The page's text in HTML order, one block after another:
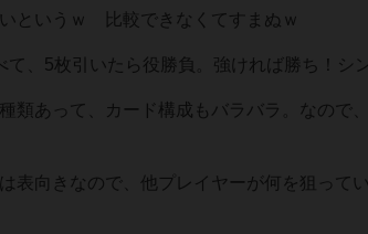
いというｗ 比較できなくてすまぬｗ
、5枚引いたら役勝負。強ければ勝ち！シ
類あって、カード構成もバラバラ。なので
表向きなので、他プレイヤーが何を狙って